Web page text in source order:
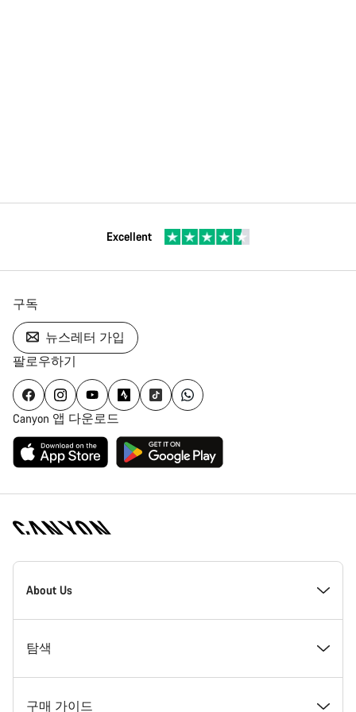
Excellent
구독
뉴스레터 가입
팔로우하기
Canyon 앱 다운로드
[footer.linksList.title]
About Us
수상경력
인재 채용
탐색
뉴스 및 스토리
구매 가이드